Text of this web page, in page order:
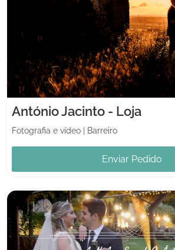
António Jacinto - Loja
Fotografia e vídeo Barreiro
Enviar Pedido